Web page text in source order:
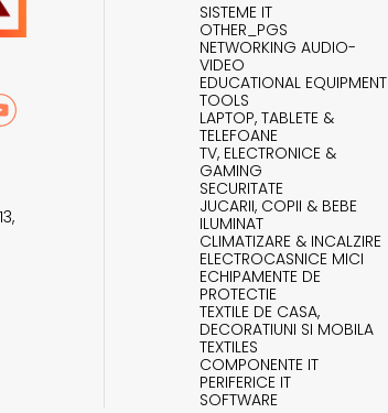
SISTEME IT
OTHER_PGS
NETWORKING AUDIO-
VIDEO
EDUCATIONAL EQUIPMENT
TOOLS
LAPTOP, TABLETE &
TELEFOANE
TV, ELECTRONICE &
GAMING
SECURITATE
JUCARII, COPII & BEBE
ILUMINAT
CLIMATIZARE & INCALZIRE
ELECTROCASNICE MICI
ECHIPAMENTE DE
PROTECTIE
TEXTILE DE CASA,
DECORATIUNI SI MOBILA
TEXTILES
COMPONENTE IT
PERIFERICE IT
SOFTWARE